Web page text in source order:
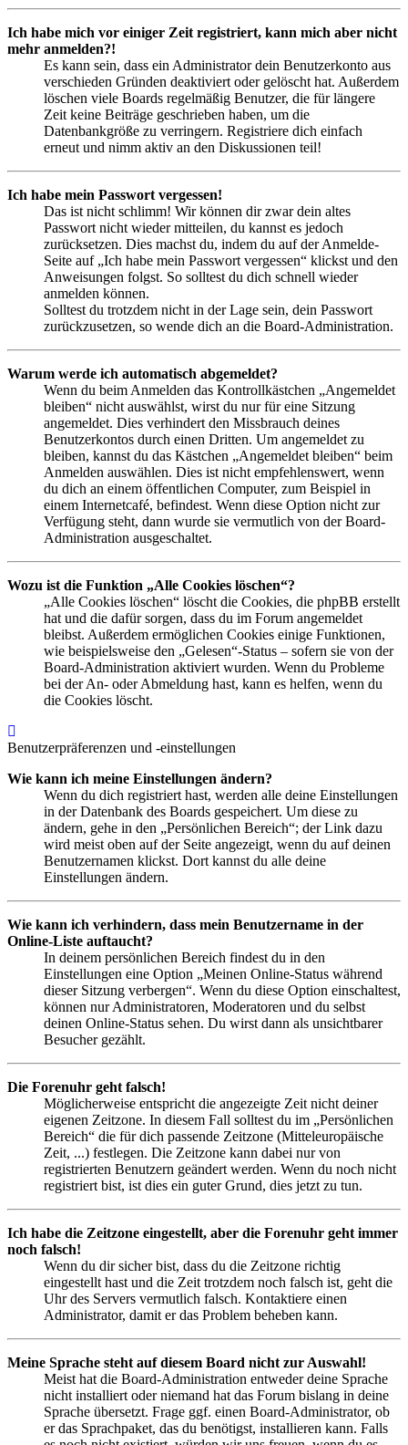
Ich habe mich vor einiger Zeit registriert, kann mich aber nicht
mehr anmelden?!
Es kann sein, dass ein Administrator dein Benutzerkonto aus
verschieden Gründen deaktiviert oder gelöscht hat. Außerdem
löschen viele Boards regelmäßig Benutzer, die für längere
Zeit keine Beiträge geschrieben haben, um die
Datenbankgröße zu verringern. Registriere dich einfach
erneut und nimm aktiv an den Diskussionen teil!
Ich habe mein Passwort vergessen!
Das ist nicht schlimm! Wir können dir zwar dein altes
Passwort nicht wieder mitteilen, du kannst es jedoch
zurücksetzen. Dies machst du, indem du auf der Anmelde-
Seite auf „Ich habe mein Passwort vergessen“ klickst und den
Anweisungen folgst. So solltest du dich schnell wieder
anmelden können.
Solltest du trotzdem nicht in der Lage sein, dein Passwort
zurückzusetzen, so wende dich an die Board-Administration.
Warum werde ich automatisch abgemeldet?
Wenn du beim Anmelden das Kontrollkästchen „Angemeldet
bleiben“ nicht auswählst, wirst du nur für eine Sitzung
angemeldet. Dies verhindert den Missbrauch deines
Benutzerkontos durch einen Dritten. Um angemeldet zu
bleiben, kannst du das Kästchen „Angemeldet bleiben“ beim
Anmelden auswählen. Dies ist nicht empfehlenswert, wenn
du dich an einem öffentlichen Computer, zum Beispiel in
einem Internetcafé, befindest. Wenn diese Option nicht zur
Verfügung steht, dann wurde sie vermutlich von der Board-
Administration ausgeschaltet.
Wozu ist die Funktion „Alle Cookies löschen“?
„Alle Cookies löschen“ löscht die Cookies, die phpBB erstellt
hat und die dafür sorgen, dass du im Forum angemeldet
bleibst. Außerdem ermöglichen Cookies einige Funktionen,
wie beispielsweise den „Gelesen“-Status – sofern sie von der
Board-Administration aktiviert wurden. Wenn du Probleme
bei der An- oder Abmeldung hast, kann es helfen, wenn du
die Cookies löscht.
oben
Benutzerpräferenzen und -einstellungen
Wie kann ich meine Einstellungen ändern?
Wenn du dich registriert hast, werden alle deine Einstellungen
in der Datenbank des Boards gespeichert. Um diese zu
ändern, gehe in den „Persönlichen Bereich“; der Link dazu
wird meist oben auf der Seite angezeigt, wenn du auf deinen
Benutzernamen klickst. Dort kannst du alle deine
Einstellungen ändern.
Wie kann ich verhindern, dass mein Benutzername in der
Online-Liste auftaucht?
In deinem persönlichen Bereich findest du in den
Einstellungen eine Option „Meinen Online-Status während
dieser Sitzung verbergen“. Wenn du diese Option einschaltest,
können nur Administratoren, Moderatoren und du selbst
deinen Online-Status sehen. Du wirst dann als unsichtbarer
Besucher gezählt.
Die Forenuhr geht falsch!
Möglicherweise entspricht die angezeigte Zeit nicht deiner
eigenen Zeitzone. In diesem Fall solltest du im „Persönlichen
Bereich“ die für dich passende Zeitzone (Mitteleuropäische
Zeit, ...) festlegen. Die Zeitzone kann dabei nur von
registrierten Benutzern geändert werden. Wenn du noch nicht
registriert bist, ist dies ein guter Grund, dies jetzt zu tun.
Ich habe die Zeitzone eingestellt, aber die Forenuhr geht immer
noch falsch!
Wenn du dir sicher bist, dass du die Zeitzone richtig
eingestellt hast und die Zeit trotzdem noch falsch ist, geht die
Uhr des Servers vermutlich falsch. Kontaktiere einen
Administrator, damit er das Problem beheben kann.
Meine Sprache steht auf diesem Board nicht zur Auswahl!
Meist hat die Board-Administration entweder deine Sprache
nicht installiert oder niemand hat das Forum bislang in deine
Sprache übersetzt. Frage ggf. einen Board-Administrator, ob
er das Sprachpaket, das du benötigst, installieren kann. Falls